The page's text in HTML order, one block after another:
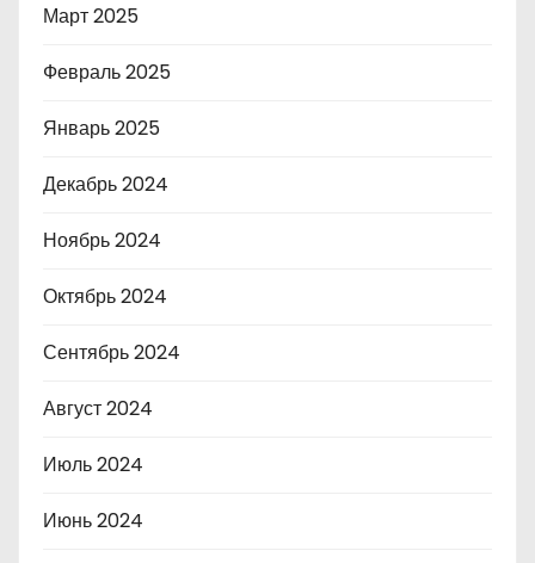
Март 2025
Февраль 2025
Январь 2025
Декабрь 2024
Ноябрь 2024
Октябрь 2024
Сентябрь 2024
Август 2024
Июль 2024
Июнь 2024